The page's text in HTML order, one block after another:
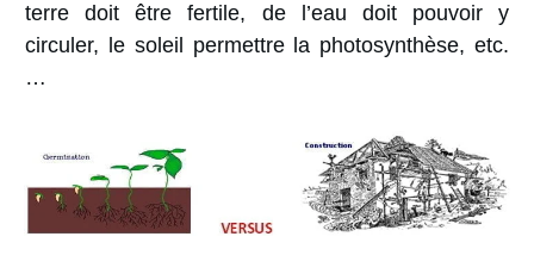
terre doit être fertile, de l’eau doit pouvoir y
circuler, le soleil permettre la photosynthèse, etc.
…